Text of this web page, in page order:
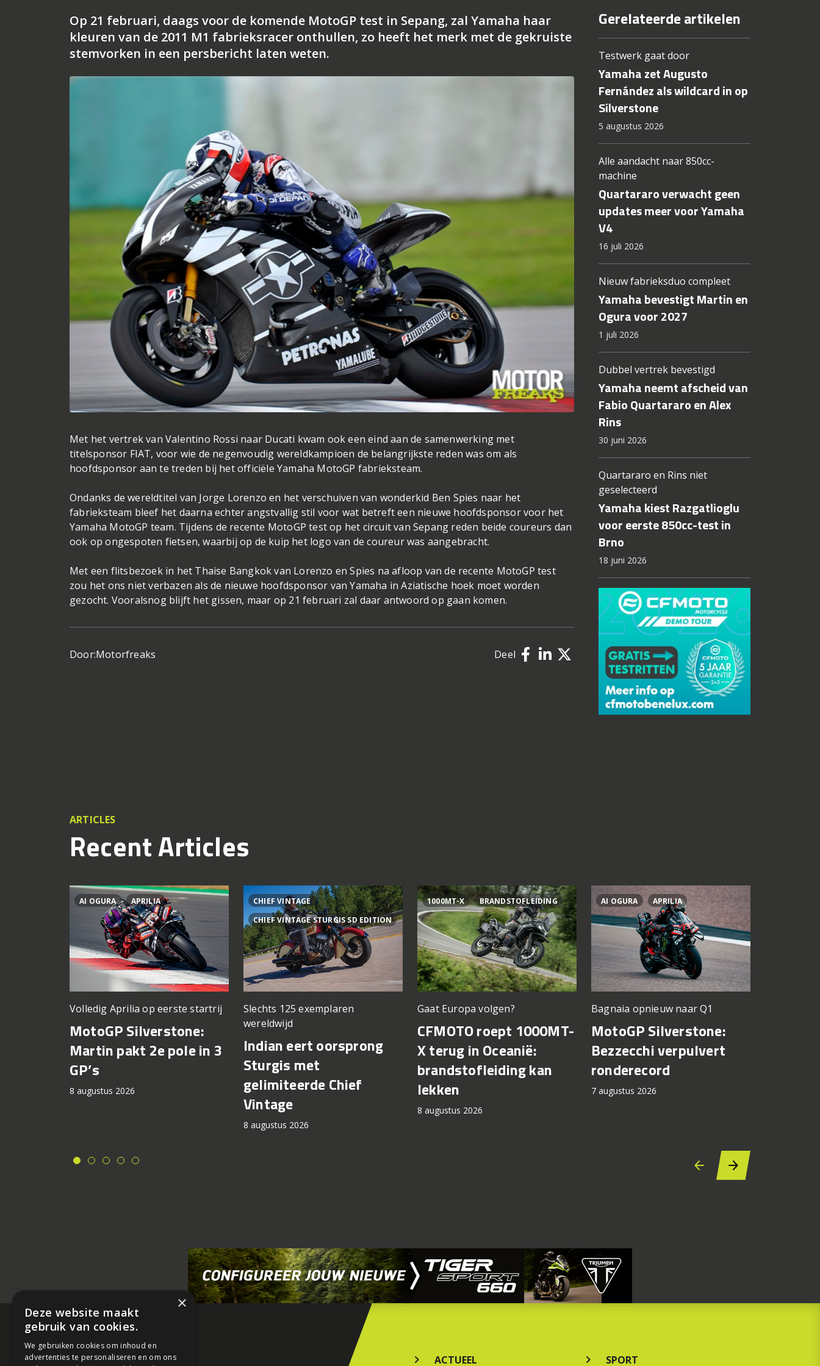
Op 21 februari, daags voor de komende MotoGP test in Sepang, zal Yamaha haar
kleuren van de 2011 M1 fabrieksracer onthullen, zo heeft het merk met de gekruiste
stemvorken in een persbericht laten weten.
Met het vertrek van Valentino Rossi naar Ducati kwam ook een eind aan de samenwerking met
titelsponsor FIAT, voor wie de negenvoudig wereldkampioen de belangrijkste reden was om als
hoofdsponsor aan te treden bij het officiële Yamaha MotoGP fabrieksteam.
Ondanks de wereldtitel van Jorge Lorenzo en het verschuiven van wonderkid Ben Spies naar het
fabrieksteam bleef het daarna echter angstvallig stil voor wat betreft een nieuwe hoofdsponsor voor het
Yamaha MotoGP team. Tijdens de recente MotoGP test op het circuit van Sepang reden beide coureurs dan
ook op ongespoten fietsen, waarbij op de kuip het logo van de coureur was aangebracht.
Met een flitsbezoek in het Thaise Bangkok van Lorenzo en Spies na afloop van de recente MotoGP test
zou het ons niet verbazen als de nieuwe hoofdsponsor van Yamaha in Aziatische hoek moet worden
gezocht. Vooralsnog blijft het gissen, maar op 21 februari zal daar antwoord op gaan komen.
Door:Motorfreaks Deel
Gerelateerde artikelen
Testwerk gaat door
Yamaha zet Augusto
Fernández als wildcard in op
Silverstone
5 augustus 2026
Alle aandacht naar 850cc-
machine
Quartararo verwacht geen
updates meer voor Yamaha
V4
16 juli 2026
Nieuw fabrieksduo compleet
Yamaha bevestigt Martin en
Ogura voor 2027
1 juli 2026
Dubbel vertrek bevestigd
Yamaha neemt afscheid van
Fabio Quartararo en Alex
Rins
30 juni 2026
Quartararo en Rins niet
geselecteerd
Yamaha kiest Razgatlioglu
voor eerste 850cc-test in
Brno
18 juni 2026
ARTICLES
Recent Articles
AI OGURA APRILIA
Volledig Aprilia op eerste startrij
MotoGP Silverstone:
Martin pakt 2e pole in 3
GP’s
8 augustus 2026
CHIEF VINTAGE
CHIEF VINTAGE STURGIS SD EDITION
Slechts 125 exemplaren
wereldwijd
Indian eert oorsprong
Sturgis met
gelimiteerde Chief
Vintage
8 augustus 2026
1000MT-X BRANDSTOFLEIDING
Gaat Europa volgen?
CFMOTO roept 1000MT-
X terug in Oceanië:
brandstofleiding kan
lekken
8 augustus 2026
AI OGURA APRILIA
Bagnaia opnieuw naar Q1
MotoGP Silverstone:
Bezzecchi verpulvert
ronderecord
7 augustus 2026
ACTUEEL SPORT
×
Deze website maakt
gebruik van cookies.
We gebruiken cookies om inhoud en
advertenties te personaliseren en om ons